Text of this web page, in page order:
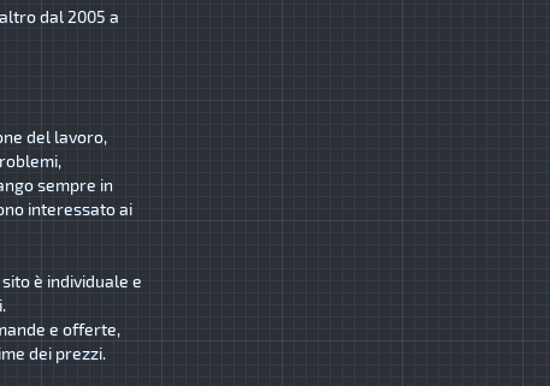
dal 2005 a
del lavoro,
sempre in
interessato ai
è individuale e
e offerte,
dei prezzi.